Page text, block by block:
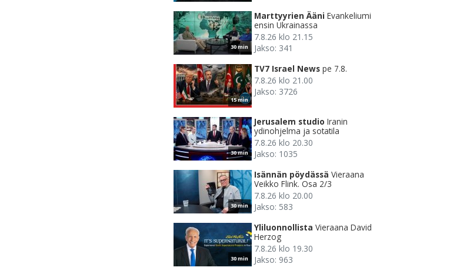
30 min
Marttyyrien Ääni Evankeliumi
ensin Ukrainassa
7.8.26 klo 21.15
Jakso: 341
15 min
TV7 Israel News pe 7.8.
7.8.26 klo 21.00
Jakso: 3726
30 min
Jerusalem studio Iranin
ydinohjelma ja sotatila
7.8.26 klo 20.30
Jakso: 1035
30 min
Isännän pöydässä Vieraana
Veikko Flink. Osa 2/3
7.8.26 klo 20.00
Jakso: 583
30 min
Yliluonnollista Vieraana David
Herzog
7.8.26 klo 19.30
Jakso: 963